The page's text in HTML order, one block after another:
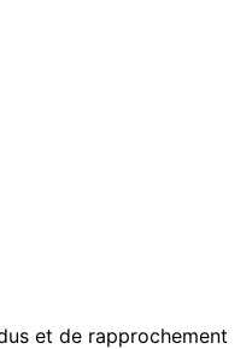
et de rapprochement